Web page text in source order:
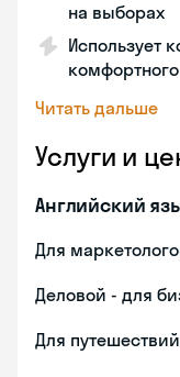
на выборах
Использует
Читать дальше
Услуги и
Английский
Для
Деловой - для
Для путешествий